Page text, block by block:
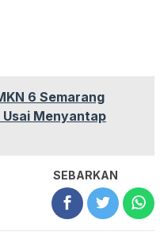
6 Semarang
Menyantap
SEBARKAN